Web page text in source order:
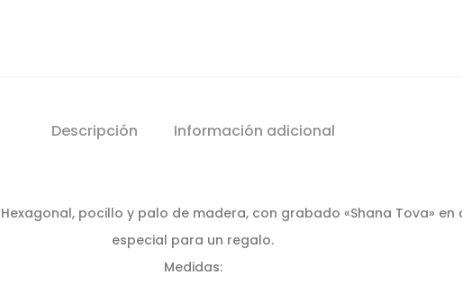
Descripción Información adicional
pocillo y palo de madera, con grabado «Shana Tova»
especial para un regalo.
Medidas: